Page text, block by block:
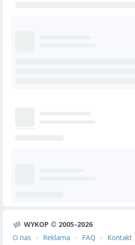
WYKOP © 2005-2026
O nas
Reklama FAQ Kontakt